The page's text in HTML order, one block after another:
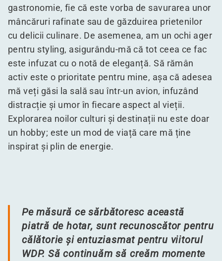
gastronomie, fie că este vorba de savurarea unor
mâncăruri rafinate sau de găzduirea prietenilor
cu delicii culinare. De asemenea, am un ochi ager
pentru styling, asigurându-mă că tot ceea ce fac
este infuzat cu o notă de eleganță. Să rămân
activ este o prioritate pentru mine, așa că adesea
mă veți găsi la sală sau într-un avion, infuzând
distracție și umor în fiecare aspect al vieții.
Explorarea noilor culturi și destinații nu este doar
un hobby; este un mod de viață care mă ține
inspirat și plin de energie.
Pe măsură ce sărbătoresc această
piatră de hotar, sunt recunoscător pentru
călătorie și entuziasmat pentru viitorul
WDP. Să continuăm să creăm momente